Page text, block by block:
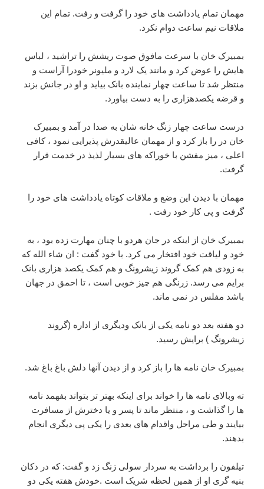
مهمان تمام یادداشت های خود را گرفت و رفت. تمام این
ملاقات نیم ساعت دوام نکرد.
بمبیرک خان با سرعت مافوق صوت ریشش را تراشید ، لباس
هایش را عوض کرد و مانند یک لارد و ملیونر خودرا آراست و
منتظر شد تا ساعت چهار نماینده بانک بیاید و او در جانش بزند
و قرضه یکصدهزاری را به دست بیاورد.
درست ساعت چهار زنگ خانه شان به صدا در آمد و بمبیرک
خان در را باز کرد و از مهمان عالیقدرش پذیرایی نمود ، کافی
اعلی ، میز مفشن با خوراکه های بسیار لذیذ در خدمت قرار
گرفت.
مهمان با دیدن این وضع و ملاقات کوتاه یادداشت های خود را
گرفت و پی کار خود رفت .
بمبیرک خان از اینکه در جان هردو با چنان مهارت زده بود ، به
خود و لیاقت خود افتخار می کرد. با خود گفت : ان شاء الله که
به زودی هم کمک گروند زیشرونگ و هم کمک یکصد هزاری بانک
برایم می رسد. زرنگی هم چیز خوبی است ، تا احمق در جهان
باشد مفلس در نمی ماند.
دو هفته بعد دو نامه یکی از بانک ودیگری از اداره (گروند
زیشرونگ ) برایش رسید.
بمبیرک خان نامه ها را باز کرد و از دیدن آنها دلش باغ باغ شد.
ته وبالای نامه ها را خواند برای اینکه بهتر تر بتواند بفهمد نامه
ها را گذاشت و ، منتظر ماند تا پسر و یا دخترش از مسافرت
بیایند و طی مراحل واقدام های بعدی را یکی پی دیگری انجام
بدهند.
تیلفون را برداشت به سردار سولی زنگ زد و گفت: که در دکان
بنیه گری او از همین لحظه شریک است .خودش هفته یکی دو